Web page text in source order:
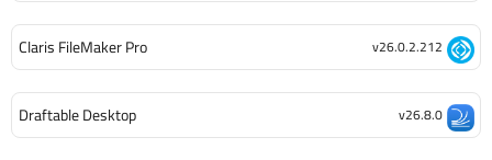
Claris FileMaker Pro v26.0.2.212
Draftable Desktop v26.8.0